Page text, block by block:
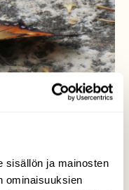
sisällön ja mainosten
ominaisuuksien